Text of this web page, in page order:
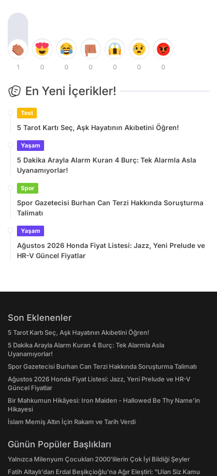
1 0 0 0 0 0 0
En Yeni İçerikler!
Test
5 Tarot Kartı Seç, Aşk Hayatının Akıbetini Öğren!
Yaşam
5 Dakika Arayla Alarm Kuran 4 Burç: Tek Alarmla Asla
Uyanamıyorlar!
Spor
Spor Gazetecisi Burhan Can Terzi Hakkında Soruşturma
Talimatı
Yaşam
Ağustos 2026 Honda Fiyat Listesi: Jazz, Yeni Prelude ve
HR-V Güncel Fiyatlar
Son Eklenenler
5 Tarot Kartı Seç, Aşk Hayatının Akıbetini Öğren!
5 Dakika Arayla Alarm Kuran 4 Burç: Tek Alarmla Asla
Uyanamıyorlar!
Spor Gazetecisi Burhan Can Terzi Hakkında Soruşturma Talimatı
Ağustos 2026 Honda Fiyat Listesi: Jazz, Yeni Prelude ve HR-V
Güncel Fiyatlar
Bir Mahkumun Hikâyesi: Iron Maiden - Hallowed Be Thy Name'in
Hikayesi
İslam Memiş Altın İçin Rakam ve Tarih Verdi
Günün Popüler Başlıkları
Yalnızca Milenyum Çocukları 2000'lilerin Çok İyi Bildiği Şeyler
Fatih Altaylı'dan Erdal Beşikçioğlu'na Ağır Eleştiri: "Ulan Siz Kamu